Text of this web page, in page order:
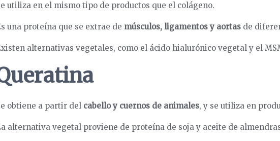
utiliza en el mismo tipo de productos que el colágeno.
una proteína que se extrae de músculos, ligamentos y aortasde
alternativas vegetales, como el ácido hialurónico vegetal y el
obtiene a partir del cabello y cuernos de animales, y se utiliza en
alternativa vegetal proviene de proteína de soja y aceite de